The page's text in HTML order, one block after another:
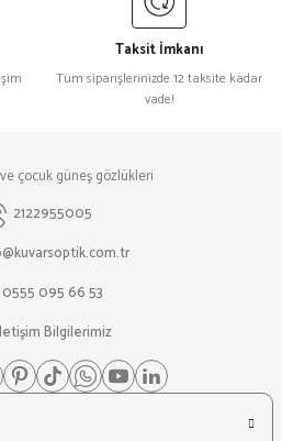
Taksit İmkanı
Tüm siparişlerinizde 12 taksite kadar
vade!
çocuk güneş gözlükleri
2122955005
0555 095 66 53
Bilgilerimiz